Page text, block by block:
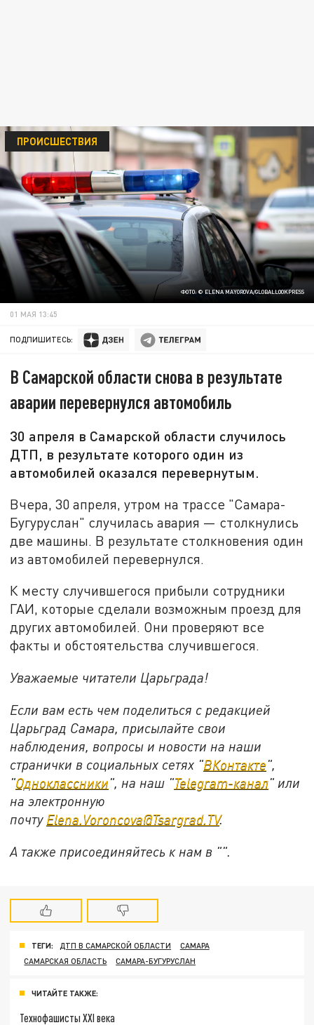
ФОТО: © ELENA MAYOROVA/GLOBALLOOKPRESS
ПРОИСШЕСТВИЯ
01 МАЯ 13:45
ПОДПИШИТЕСЬ:
В Самарской области снова в результате
аварии перевернулся автомобиль
30 апреля в Самарской области случилось
ДТП, в результате которого один из
автомобилей оказался перевернутым.
Вчера, 30 апреля, утром на трассе "Самара-
Бугуруслан" случилась авария — столкнулись
две машины. В результате столкновения один
из автомобилей перевернулся.
К месту случившегося прибыли сотрудники
ГАИ, которые сделали возможным проезд для
других автомобилей. Они проверяют все
факты и обстоятельства случившегося.
Уважаемые читатели Царьграда!
Если вам есть чем поделиться с редакцией
Царьград Самара, присылайте свои
наблюдения, вопросы и новости на наши
странички в социальных сетях "ВКонтакте",
"Одноклассники", на наш "Telegram-канал" или
на электронную
почту Elena.Voroncova@Tsargrad.TV.
А также присоединяйтесь к нам в "".
ТЕГИ: ДТП В САМАРСКОЙ ОБЛАСТИ
САМАРА
САМАРСКАЯ ОБЛАСТЬ
САМАРА-БУГУРУСЛАН
ЧИТАЙТЕ ТАКЖЕ:
Технофашисты XXI века